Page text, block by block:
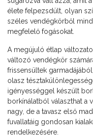
élete felpezsdült, olyan
széles vendégkörből
megfelelő fogásokat.
A megújuló étlap
változó vendégkör
frissensültek
olasz
igényességgel készült
borkínálatból választhat a
nagy, de a tavasz első
fuvallatáig gondosan
rendelkezésére.